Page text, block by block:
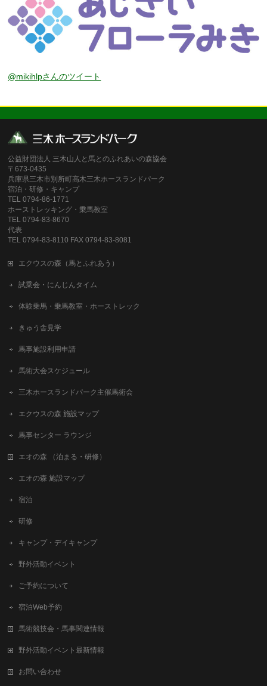
@mikihlpさんのツイート
公益財団法人 三木山人と馬とのふれあいの森協会
〒673-0435
兵庫県三木市別所町高木三木ホースランドパーク
宿泊・研修・キャンプ
TEL 0794-86-1771
ホーストレッキング・乗馬教室
TEL 0794-83-8670
代表
TEL 0794-83-8110 FAX 0794-83-8081
エクウスの森（馬とふれあう）
試乗会・にんじんタイム
体験乗馬・乗馬教室・ホーストレック
きゅう舎見学
馬事施設利用申請
馬術大会スケジュール
三木ホースランドパーク主催馬術会
エクウスの森 施設マップ
馬事センター ラウンジ
エオの森 （泊まる・研修）
エオの森 施設マップ
宿泊
研修
キャンプ・デイキャンプ
野外活動イベント
ご予約について
宿泊Web予約
馬術競技会・馬事関連情報
野外活動イベント最新情報
お問い合わせ